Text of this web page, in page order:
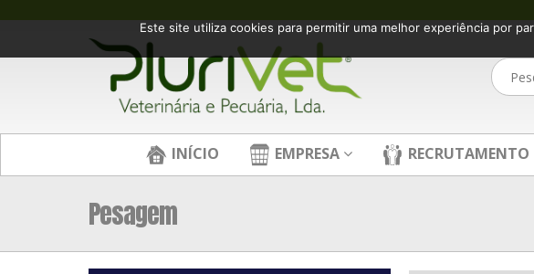
INÍCIO EMPRESA RECRUTAMENTO
Pesagem
Este site utiliza cookies para permitir uma melhor experiência por